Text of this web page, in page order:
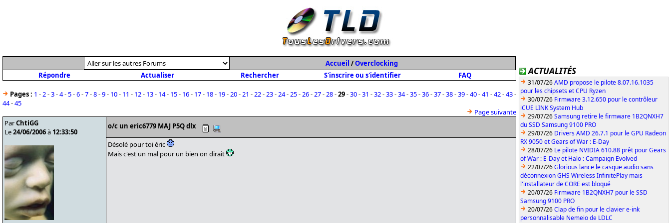
ACTUALITÉS
31/07/26AMD propose le pilote 8.07.16.1035
pour les chipsets et CPU Ryzen
30/07/26 Firmware 3.12.650 pour le contrôleur
iCUE LINK System Hub
29/07/26Samsung retire le firmware 1B2QNXH7
du SSD Samsung 9100 PRO
29/07/26 Drivers AMD 26.7.1 pour le GPU Radeon
RX 9050 et Gears of War : E-Day
28/07/26 Le pilote NVIDIA 610.88 prêt pour Gears
of War : E-Day et Halo : Campaign Evolved
22/07/26Glorious lance le casque audio sans
déconnexion GHS Wireless InfinitePlay mais
l'installateur de CORE est bloqué
20/07/26 Firmware 1B2QNXH7 pour le SSD
Samsung 9100 PRO
20/07/26Clap de fin pour le clavier e-ink
personnalisable Nemeio de LDLC
Accueil /Overclocking
Répondre
Actualiser Rechercher S'inscrire ou s'identifier FAQ
Pages : 1 -2-3-4-5-6-7-8-9- 10- 11 - 12- 13- 14- 15- 16- 17- 18- 19-20-21 -22-23-24-25-26-27-28-29-30-31 -32-33-34-35-36-37-38-39-40-41 -42-43-
44-45
Page suivante
ParChtiGG
Le24/06/2006à 12:33:50
o/c un eric6779 MAJ P5Q dlx
Désolé pour toi éric
Mais c'est un mal pour un bien on dirait